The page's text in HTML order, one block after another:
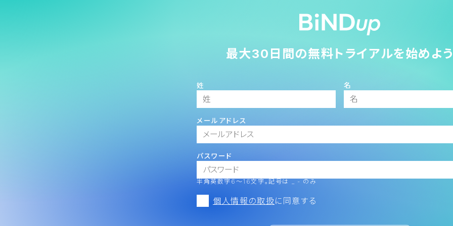
最大30日間の無料トライアルを始めよ
姓 名
メールアドレス
パスワード
半角英数字6～16文字。記号は _ - のみ
個人情報の取扱に同意する